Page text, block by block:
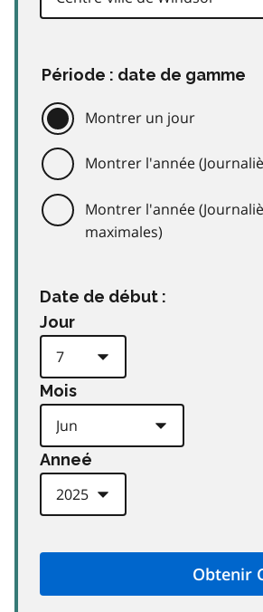
Période : date de gamme
Montrer un jour
Montrer l'année
Montrer l'année
maximales)
Date de début :
Jour
Mois
Anneé